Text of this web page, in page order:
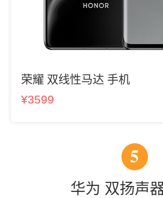
荣耀 双线性马达 手机
¥3599
5
华为 双扬声